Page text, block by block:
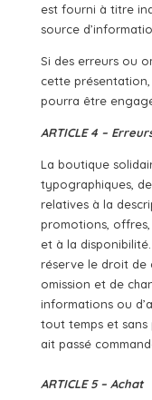
est fourni à titre
source
Si des erreurs ou
cette présentation,
pourra être
ARTICLE 4 –
La boutique
typographiques,
relatives à la
promotions, offres,
et à la
réserve le droit de
omission et de
informations ou
tout temps et sans
ait passé
ARTICLE 5 – Achat